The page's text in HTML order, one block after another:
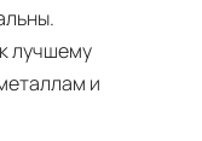
лучшему
и